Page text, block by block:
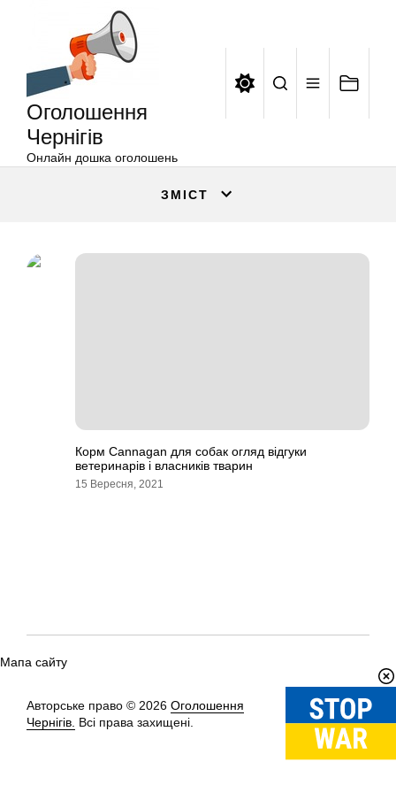
Оголошення
Чернігів
Онлайн дошка оголошень
ЗМІСТ
Корм Cannagan для собак огляд відгуки
ветеринарів і власників тварин
15 Вересня, 2021
Мапа сайту
Авторське право © 2026 Оголошення
Чернігів. Всі права захищені.
Вгору↑